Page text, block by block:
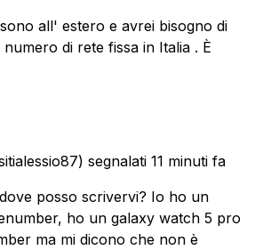
all' estero e avrei bisogno di
di rete fissa in Italia . È
segnalati 11 minuti fa
posso scrivervi? Io ho un
ho un galaxy watch 5 pro
ma mi dicono che non è